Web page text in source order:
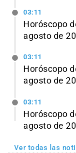
03:11
Horóscopo
agosto de
03:11
Horóscopo
agosto de
03:11
Horóscopo
agosto de
Ver todas las